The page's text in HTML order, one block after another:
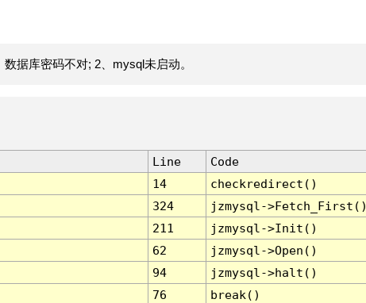
据库密码不对; 2、mysql未启动。
Line
Code
14
checkredirect()
324
jzmysql-
211
jzmysql->Init()
62
jzmysql->Open()
94
jzmysql->halt()
76 break()